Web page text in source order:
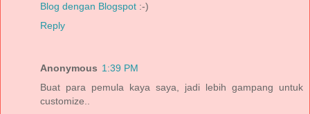
Blog dengan Blogspot :-)
Reply
Anonymous 1:39 PM
Buat para pemula kaya saya, jadi lebih gampang untuk
customize..